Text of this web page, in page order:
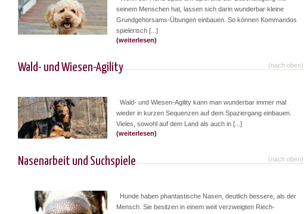
seinem Menschen hat, lassen sich darin wunderbar kleine
Grundgehorsams-Übungen einbauen. So können Kommandos
spielerisch [...]
(weiterlesen)
Wald- und Wiesen-Agility (nach oben)
Wald- und Wiesen-Agility kann man wunderbar immer mal
wieder in kurzen Sequenzen auf dem Spaziergang einbauen.
Vieles, sowohl auf dem Land als auch in [...]
(weiterlesen)
Nasenarbeit und Suchspiele (nach oben)
Hunde haben phantastische Nasen, deutlich bessere, als der
Mensch. Sie besitzen in einem weit verzweigten Riech-